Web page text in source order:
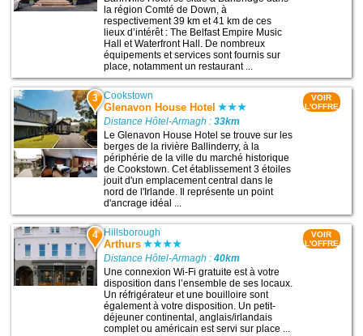
la région Comté de Down, à
respectivement 39 km et 41 km de ces
lieux d’intérêt : The Belfast Empire Music
Hall et Waterfront Hall. De nombreux
équipements et services sont fournis sur
place, notamment un restaurant ...
3 Cookstown
Glenavon House Hotel
Distance Hôtel-Armagh :33km
Le Glenavon House Hotel se trouve sur les
berges de la rivière Ballinderry, à la
périphérie de la ville du marché historique
de Cookstown. Cet établissement 3 étoiles
jouit d'un emplacement central dans le
nord de l'Irlande. Il représente un point
d'ancrage idéal ...
VOIR
L'OFFRE
4 Hillsborough
Arthurs
Distance Hôtel-Armagh :40km
Une connexion Wi-Fi gratuite est à votre
disposition dans l’ensemble de ses locaux.
Un réfrigérateur et une bouilloire sont
également à votre disposition. Un petit-
déjeuner continental, anglais/irlandais
complet ou américain est servi sur place ...
VOIR
L'OFFRE